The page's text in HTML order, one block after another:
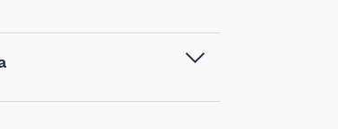
mm, 600 mm - B-47612